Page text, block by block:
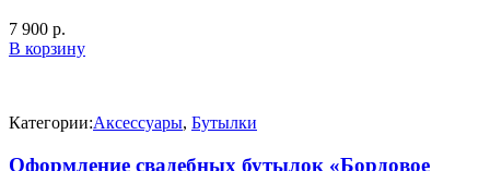
7 900 р.
В корзину
Категории:Аксессуары, Бутылки
Оформление свадебных бутылок «Бордовое